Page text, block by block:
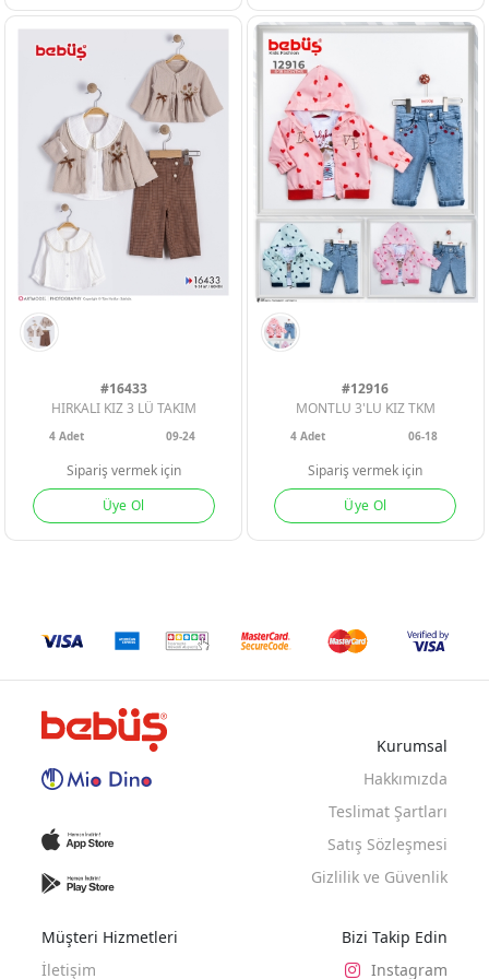
#16433
HIRKALI KIZ 3 LÜ TAKIM
4 Adet 09-24
Sipariş vermek için
Üye Ol
#12916
MONTLU 3'LU KIZ TKM
4Adet 06-18
Sipariş vermek için
Üye Ol
Kurumsal
Hakkımızda
Teslimat Şartları
Satış Sözleşmesi
Gizlilik ve Güvenlik
Müşteri Hizmetleri
İletişim
Bizi Takip Edin
Instagram